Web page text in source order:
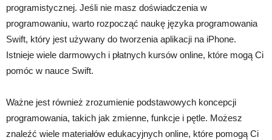
programistycznej. Jeśli nie masz doświadczenia w
programowaniu, warto rozpocząć naukę języka programowania
Swift, który jest używany do tworzenia aplikacji na iPhone.
Istnieje wiele darmowych i płatnych kursów online, które mogą Ci
pomóc w nauce Swift.
Ważne jest również zrozumienie podstawowych koncepcji
programowania, takich jak zmienne, funkcje i pętle. Możesz
znaleźć wiele materiałów edukacyjnych online, które pomogą Ci